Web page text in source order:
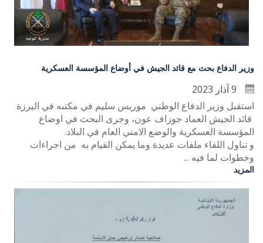
وزير الدفاع بحث مع قائد الجيش في أوضاع المؤسسة العسكرية
استقبل وزير الدفاع الوطني موريس سليم في مكتبه في اليرزة
قائد الجيش العماد جوزاف عون، وجرى البحث في اوضاع
المؤسسة العسكرية والوضع الامني العام في البلاد.
و تناول اللقاء ملفات عديدة وما يمكن القيام به من اجراءات
وخطوات لما فيه ...
المزيد